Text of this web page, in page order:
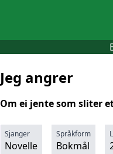
Jeg angrer
Om ei jente som sliter
Sjanger
Novelle
Språkform
Bokmål